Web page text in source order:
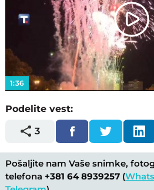
1:36
Podelite vest:
3
Pošaljite nam Vaše snimke,
telefona +381 64 8939257 (